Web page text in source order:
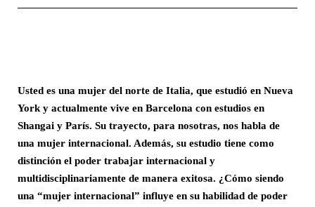
Usted es una mujer del norte de Italia, que estudió en Nueva
York y actualmente vive en Barcelona con estudios en
Shangai y París. Su trayecto, para nosotras, nos habla de
una mujer internacional. Además, su estudio tiene como
distinción el poder trabajar internacional y
multidisciplinariamente de manera exitosa. ¿Cómo siendo
una “mujer internacional” influye en su habilidad de poder